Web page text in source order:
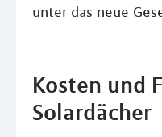
unter das neue
Kosten und
Solardächer